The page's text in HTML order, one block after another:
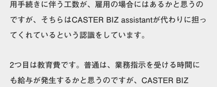
用手続きに伴う工数が、雇用の場合にはあるかと思うの
ですが、そちらはCASTER BIZ assistantが代わりに担っ
てくれているという認識をしています。
2つ目は教育費です。普通は、業務指示を受ける時間に
も給与が発生するかと思うのですが、CASTER BIZ